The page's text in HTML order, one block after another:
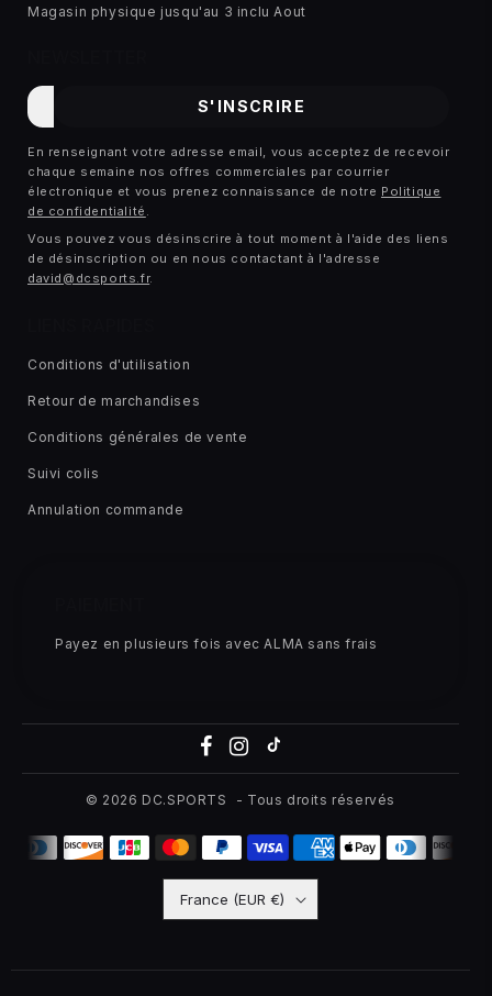
Magasin physique jusqu'au 3 inclu Aout
E-
mail
S'INSCRIRE
En renseignant votre adresse email, vous acceptez de recevoir
chaque semaine nos offres commerciales par courrier
électronique et vous prenez connaissance de notre Politique
de confidentialité .
Vous pouvez vous désinscrire à tout moment à l'aide des liens
de désinscription ou en nous contactant à l'adresse
david@dcsports.fr.
Conditions d'utilisation
Retour de marchandises
Conditions générales de vente
Suivi colis
Annulation commande
Payez en plusieurs fois avec ALMA sans frais
© 2026 DC.SPORTS - Tous droits réservés
France (EUR €)